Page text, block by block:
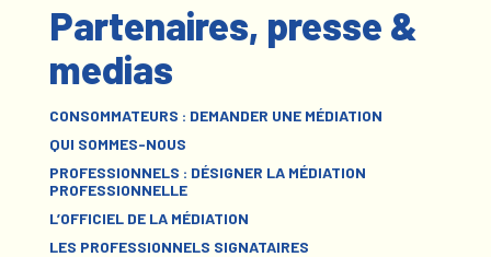
Partenaires, presse &
medias
CONSOMMATEURS : DEMANDER UNE MÉDIATION
QUI SOMMES-NOUS
PROFESSIONNELS : DÉSIGNER LA MÉDIATION
PROFESSIONNELLE
L’OFFICIEL DE LA MÉDIATION
LES PROFESSIONNELS SIGNATAIRES